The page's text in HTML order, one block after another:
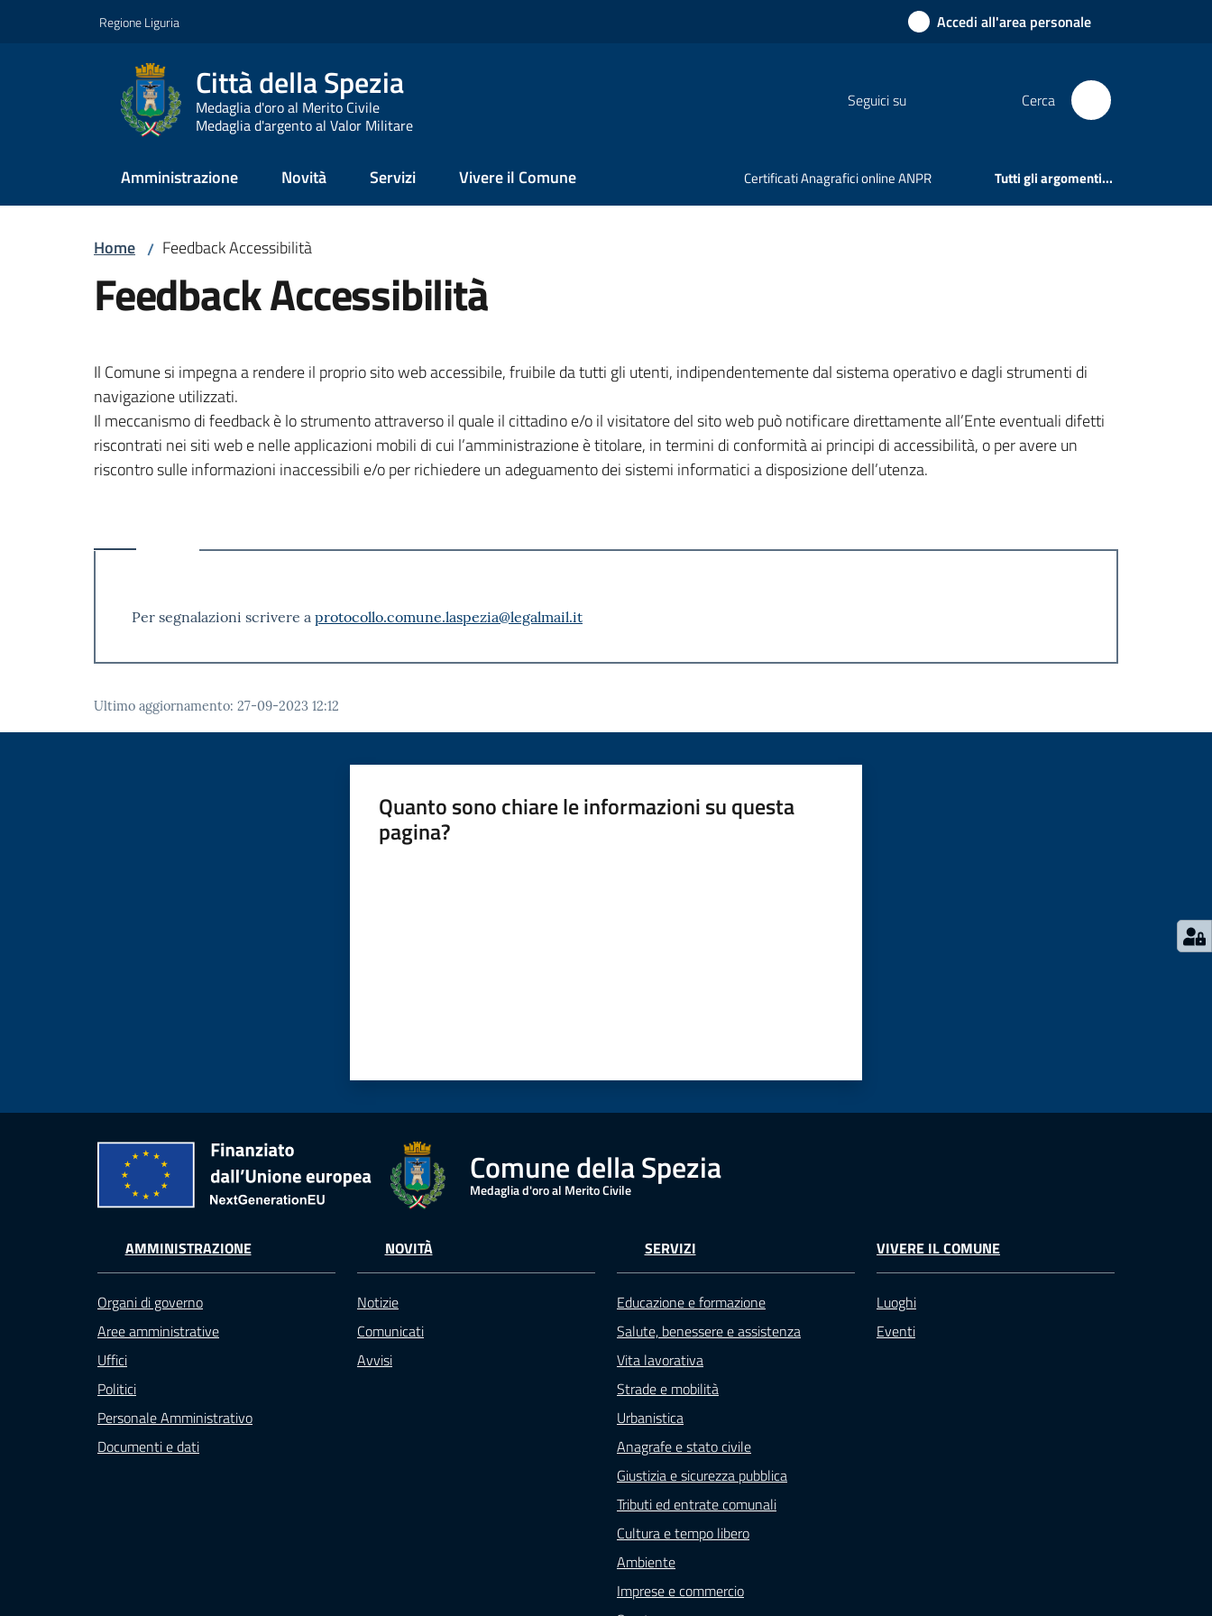
Regione Liguria Accedi all'area personale
Città della Spezia
Medaglia d'oro al Merito Civile
Medaglia d'argento al Valor Militare
Seguici su Cerca
Amministrazione Novità Servizi Vivere il Comune Certificati Anagrafici online ANPR Tutti gli argomenti...
Home / Feedback Accessibilità
Feedback Accessibilità
Il Comune si impegna a rendere il proprio sito web accessibile, fruibile da tutti gli utenti, indipendentemente dal sistema operativo e dagli strumenti di
navigazione utilizzati.
Il meccanismo di feedback è lo strumento attraverso il quale il cittadino e/o il visitatore del sito web può notificare direttamente all’Ente eventuali difetti
riscontrati nei siti web e nelle applicazioni mobili di cui l’amministrazione è titolare, in termini di conformità ai principi di accessibilità, o per avere un
riscontro sulle informazioni inaccessibili e/o per richiedere un adeguamento dei sistemi informatici a disposizione dell’utenza.
Per segnalazioni scrivere a protocollo.comune.laspezia@legalmail.it
Ultimo aggiornamento: 27-09-2023 12:12
Quanto sono chiare le informazioni su questa
pagina?
Comune della Spezia
Medaglia d'oro al Merito Civile
AMMINISTRAZIONE
Organi di governo
Aree amministrative
Uffici
Politici
Personale Amministrativo
Documenti e dati
NOVITÀ
Notizie
Comunicati
Avvisi
SERVIZI
Educazione e formazione
Salute, benessere e assistenza
Vita lavorativa
Strade e mobilità
Urbanistica
Anagrafe e stato civile
Giustizia e sicurezza pubblica
Tributi ed entrate comunali
Cultura e tempo libero
Ambiente
Imprese e commercio
VIVERE IL COMUNE
Luoghi
Eventi